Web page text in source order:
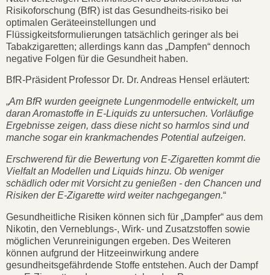
Risikoforschung (BfR) ist das Gesundheits-risiko bei
optimalen Geräteeinstellungen und
Flüssigkeitsformulierungen tatsächlich geringer als bei
Tabakzigaretten; allerdings kann das „Dampfen“ dennoch
negative Folgen für die Gesundheit haben.
BfR-Präsident Professor Dr. Dr. Andreas Hensel erläutert:
„Am BfR wurden geeignete Lungenmodelle entwickelt, um
daran Aromastoffe in E-Liquids zu untersuchen. Vorläufige
Ergebnisse zeigen, dass diese nicht so harmlos sind und
manche sogar ein krankmachendes Potential aufzeigen.
Erschwerend für die Bewertung von E-Zigaretten kommt die
Vielfalt an Modellen und Liquids hinzu. Ob weniger
schädlich oder mit Vorsicht zu genießen - den Chancen und
Risiken der E-Zigarette wird weiter nachgegangen.“
Gesundheitliche Risiken können sich für „Dampfer“ aus dem
Nikotin, den Verneblungs-, Wirk- und Zusatzstoffen sowie
möglichen Verunreinigungen ergeben. Des Weiteren
können aufgrund der Hitzeeinwirkung andere
gesundheitsgefährdende Stoffe entstehen. Auch der Dampf